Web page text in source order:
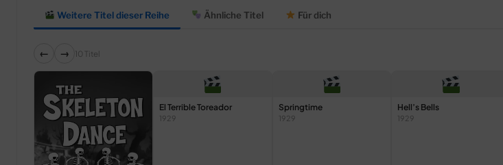
Weitere Titel dieser Reihe Ähnliche Titel Für dich
← → 10 Titel
El Terrible Toreador
1929
Springtime
1929
Hell’s Bells
1929